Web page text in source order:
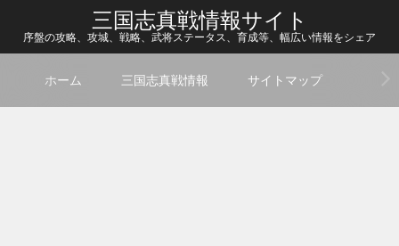
三国志真戦情報サイト
序盤の攻略、攻城、戦略、武将ステータス、育成等、幅広い情報をシェア
ホーム 三国志真戦情報 サイトマップ